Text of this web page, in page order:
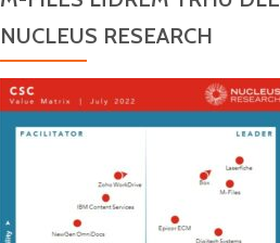
NUCLEUS RESEARCH